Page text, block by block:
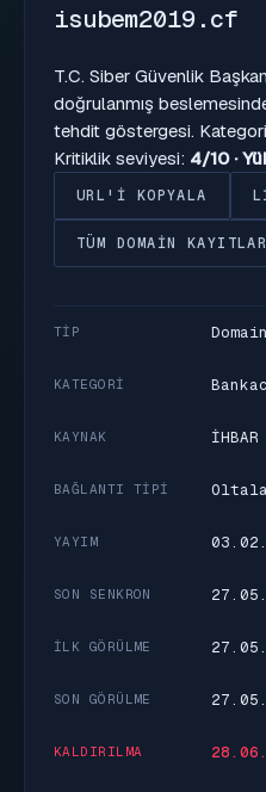
isubem2019.cf
T.C. Siber Güvenlik
doğrulanmış
tehdit göstergesi.
Kritiklik seviyesi: 4/10 ·
URL'I KOPYALA
TÜM DOMAIN
TIP Domain
KATEGORI
KAYNAK İHBAR
BAĞLANTI TIPI
YAYIM
SON SENKRON
İLK GÖRÜLME
SON GÖRÜLME
KALDIRILMA